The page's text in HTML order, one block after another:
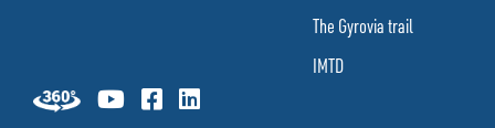
The Gyrovia trail
IMTD